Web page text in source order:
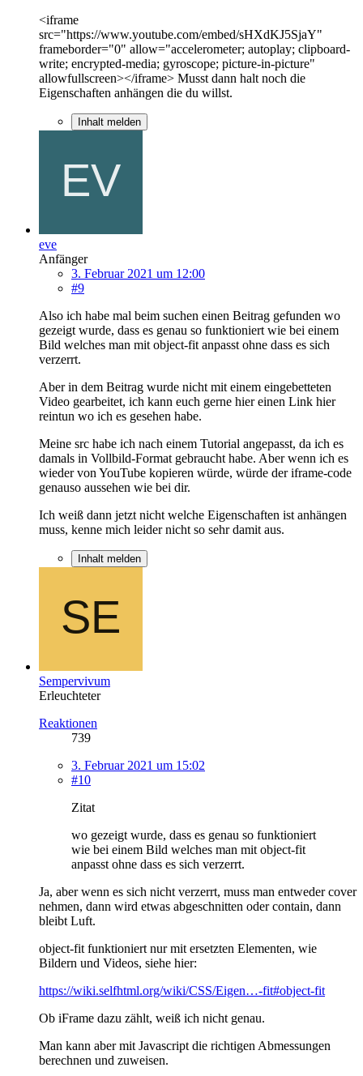
<iframe
src="https://www.youtube.com/embed/sHXdKJ5SjaY"
frameborder="0" allow="accelerometer; autoplay; clipboard-
write; encrypted-media; gyroscope; picture-in-picture"
allowfullscreen></iframe> Musst dann halt noch die
Eigenschaften anhängen die du willst.
Inhalt melden
eve
Anfänger
3. Februar 2021 um 12:00
#9
Also ich habe mal beim suchen einen Beitrag gefunden wo
gezeigt wurde, dass es genau so funktioniert wie bei einem
Bild welches man mit object-fit anpasst ohne dass es sich
verzerrt.
Aber in dem Beitrag wurde nicht mit einem eingebetteten
Video gearbeitet, ich kann euch gerne hier einen Link hier
reintun wo ich es gesehen habe.
Meine src habe ich nach einem Tutorial angepasst, da ich es
damals in Vollbild-Format gebraucht habe. Aber wenn ich es
wieder von YouTube kopieren würde, würde der iframe-code
genauso aussehen wie bei dir.
Ich weiß dann jetzt nicht welche Eigenschaften ist anhängen
muss, kenne mich leider nicht so sehr damit aus.
Inhalt melden
Sempervivum
Erleuchteter
Reaktionen
739
3. Februar 2021 um 15:02
#10
Zitat
wo gezeigt wurde, dass es genau so funktioniert
wie bei einem Bild welches man mit object-fit
anpasst ohne dass es sich verzerrt.
Ja, aber wenn es sich nicht verzerrt, muss man entweder cover
nehmen, dann wird etwas abgeschnitten oder contain, dann
bleibt Luft.
object-fit funktioniert nur mit ersetzten Elementen, wie
Bildern und Videos, siehe hier:
https://wiki.selfhtml.org/wiki/CSS/Eigen…-fit#object-fit
Ob iFrame dazu zählt, weiß ich nicht genau.
Man kann aber mit Javascript die richtigen Abmessungen
berechnen und zuweisen.